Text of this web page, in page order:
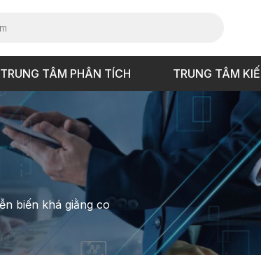
TRUNG TÂM PHÂN TÍCH TRUNG TÂM
biến khá giằng co